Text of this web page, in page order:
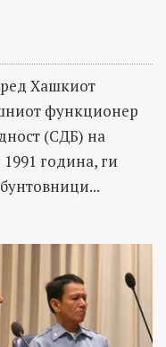
Хашкиот
функционер
(СДБ) на
година, ги